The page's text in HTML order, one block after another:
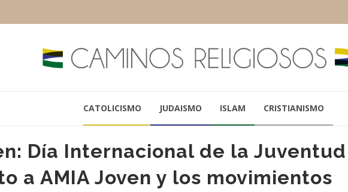
CATOLICISMO JUDAISMO ISLAM CRISTIANISMO
Día Internacional de la Juventud
a AMIA Joven y los movimientos